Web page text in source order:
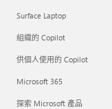
Surface Laptop
組織的 Copilot
供個人使用的 Copilot
Microsoft 365
探索 Microsoft 產品